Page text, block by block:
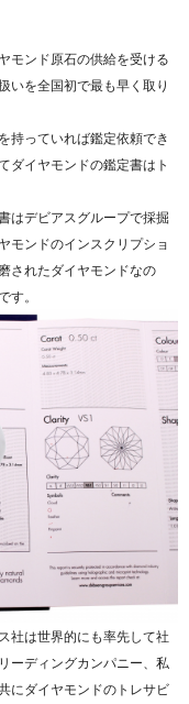
モンド原石の供給を受ける
いを全国初で最も早く取り
持っていれば鑑定依頼でき
ダイヤモンドの鑑定書はト
はデビアスグループで採掘
モンドのインスクリプショ
されたダイヤモンドなの
。
社は世界的にも率先して社
ーディングカンパニー、私
にダイヤモンドのトレサビ